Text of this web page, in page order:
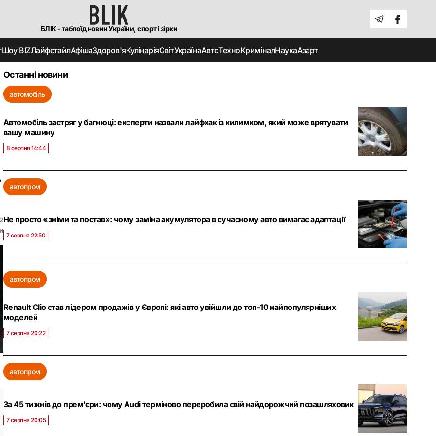
БЛІК - таблоїд новин України, спорт і зірки
Шоу BIZЛайфстайлАфішаЗдоров'яКулінаріяСвітУкраїнаАвтоТехноКриміналНаукаАзарт
2
Останні новини
автомобіль
Автомобіль застряг у багнюці: експерти назвали лайфхак із килимком, який може врятувати
вашу машину
8 серпня 14:44
автопром
Не просто «зніми та постав»: чому заміна акумулятора в сучасному авто вимагає адаптації
7 серпня 22:50
автопром
Renault Clio став лідером продажів у Європі: які авто увійшли до топ-10 найпопулярніших
моделей
7 серпня 20:22
автопром
За 45 тижнів до прем'єри: чому Audi терміново переробила свій найдорожчий позашляховик
7 серпня 20:05